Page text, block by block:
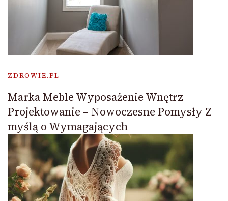
ZDROWIE.PL
Marka Meble Wyposażenie Wnętrz
Projektowanie – Nowoczesne Pomysły Z
myślą o Wymagających